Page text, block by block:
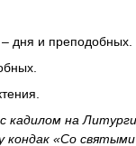
дня и преподобных.
кадилом на
кондак «Со